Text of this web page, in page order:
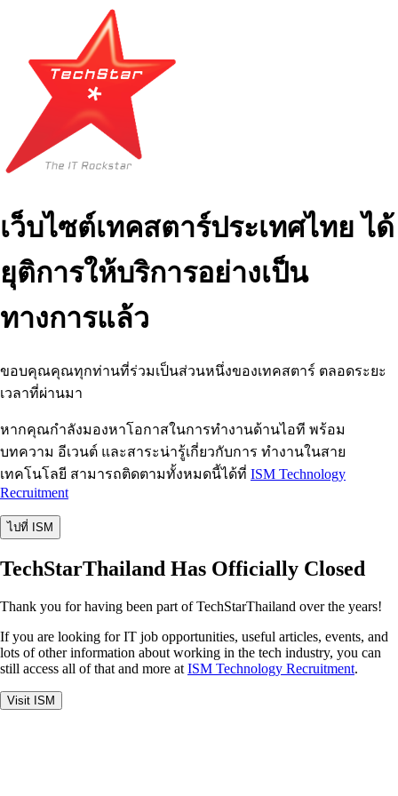
เว็บไซต์เทคสตาร์ประเทศไทย ได้
ยุติการให้บริการอย่างเป็น
ทางการแล้ว
ขอบคุณคุณทุกท่านที่ร่วมเป็นส่วนหนึ่งของเทคสตาร์ ตลอดระยะ
เวลาที่ผ่านมา
หากคุณกำลังมองหาโอกาสในการทำงานด้านไอที พร้อม
บทความ อีเวนต์ และสาระน่ารู้เกี่ยวกับการ ทำงานในสาย
เทคโนโลยี สามารถติดตามทั้งหมดนี้ได้ที่ ISM Technology
Recruitment
ไปที่ ISM
TechStarThailand Has Officially Closed
Thank you for having been part of TechStarThailand over the years!
If you are looking for IT job opportunities, useful articles, events, and
lots of other information about working in the tech industry, you can
still access all of that and more at ISM Technology Recruitment.
Visit ISM